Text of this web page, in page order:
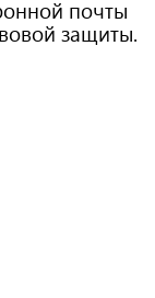
почты
защиты.